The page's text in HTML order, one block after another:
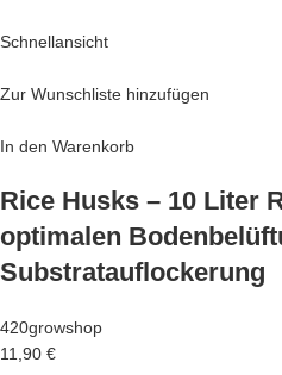
Schnellansicht
Zur Wunschliste hinzufügen
In den Warenkorb
Rice Husks – 10 Liter
optimalen
Substratauflockerung
420growshop
11,90 €